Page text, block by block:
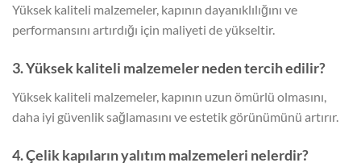
Yüksek kaliteli malzemeler, kapının dayanıklılığını ve
performansını artırdığı için maliyeti de yükseltir.
3. Yüksek kaliteli malzemeler neden tercih edilir?
Yüksek kaliteli malzemeler, kapının uzun ömürlü olmasını,
daha iyi güvenlik sağlamasını ve estetik görünümünü artırır.
4. Çelik kapıların yalıtım malzemeleri nelerdir?